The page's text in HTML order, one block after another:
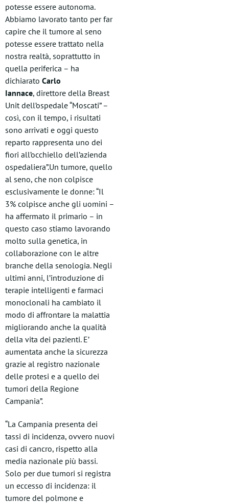
potesse essere autonoma.
Abbiamo lavorato tanto per far
capire che il tumore al seno
potesse essere trattato nella
nostra realtà, soprattutto in
quella periferica – ha
dichiarato Carlo
Iannace, direttore della Breast
Unit dell’ospedale “Moscati” –
così, con il tempo, i risultati
sono arrivati e oggi questo
reparto rappresenta uno dei
fiori all’occhiello dell’azienda
ospedaliera”.Un tumore, quello
al seno, che non colpisce
esclusivamente le donne: “Il
3% colpisce anche gli uomini –
ha affermato il primario – in
questo caso stiamo lavorando
molto sulla genetica, in
collaborazione con le altre
branche della senologia. Negli
ultimi anni, l’introduzione di
terapie intelligenti e farmaci
monoclonali ha cambiato il
modo di affrontare la malattia
migliorando anche la qualità
della vita dei pazienti. E’
aumentata anche la sicurezza
grazie al registro nazionale
delle protesi e a quello dei
tumori della Regione
Campania”.
“La Campania presenta dei
tassi di incidenza, ovvero nuovi
casi di cancro, rispetto alla
media nazionale più bassi.
Solo per due tumori si registra
un eccesso di incidenza: il
tumore del polmone e